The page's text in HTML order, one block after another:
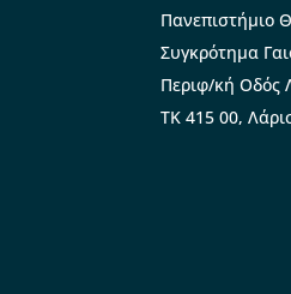
Πανεπιστήμιο
Συγκρότημα
Περιφ/κή Οδός
ΤΚ 415 00,